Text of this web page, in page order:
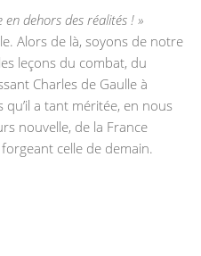
en dehors des réalités ! »
Alors de là, soyons de notre
leçons du combat, du
Charles de Gaulle à
qu’il a tant méritée, en nous
nouvelle, de la France
forgeant celle de demain.